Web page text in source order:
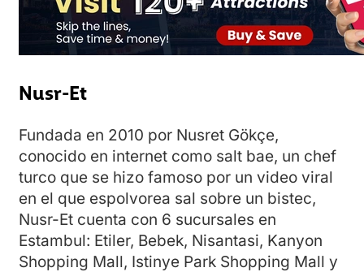
Nusr-Et
Fundada en 2010 por Nusret Gökçe,
conocido en internet como salt bae, un chef
turco que se hizo famoso por un video viral
en el que espolvorea sal sobre un bistec,
Nusr-Et cuenta con 6 sucursales en
Estambul: Etiler, Bebek, Nisantasi, Kanyon
Shopping Mall, Istinye Park Shopping Mall y